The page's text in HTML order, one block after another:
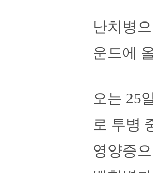
난치병
운드에
오는 25
로 투병
영양증